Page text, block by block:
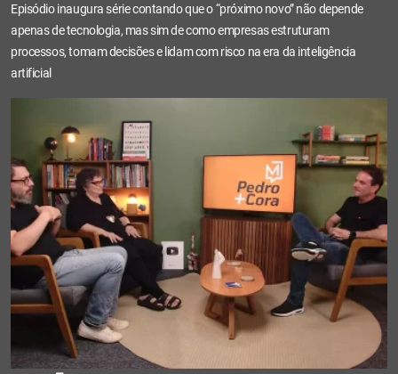
Episódio inaugura série contando que o “próximo novo” não depende
apenas de tecnologia, mas sim de como empresas estruturam
processos, tomam decisões e lidam com risco na era da inteligência
artificial